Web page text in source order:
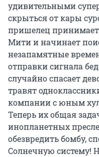
удивительными
скрыться от кары
пришелец
Мити и начинает
незапамятные
отправки сигнала
случайно спасает
травят
компании с юным
Теперь их общая
инопланетных
обезвредить бомбу,
Солнечную систему!